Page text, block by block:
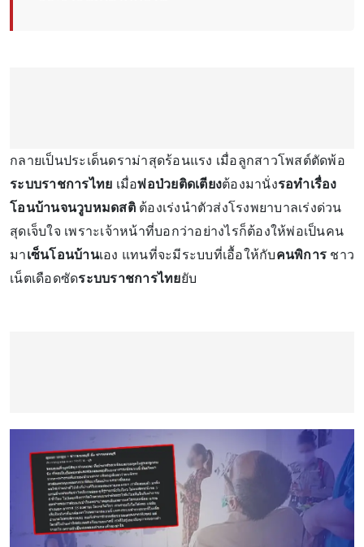
กลายเป็นประเด็นดราม่าสุดร้อนแรง เมื่อลูกสาวโพสต์ตัดพ้อ
ระบบราชการไทย เมื่อพ่อป่วยติดเตียงต้องมานั่งรอทำเรื่อง
โอนบ้านจนวูบหมดสติต้องเร่งนำตัวส่งโรงพยาบาลเร่งด่วน
สุดเจ็บใจ เพราะเจ้าหน้าที่บอกว่าอย่างไรก็ต้องให้พ่อเป็นคน
มาเซ็นโอนบ้านเอง แทนที่จะมีระบบที่เอื้อให้กับคนพิการ ชาว
เน็ตเดือดซัดระบบราชการไทยยับ